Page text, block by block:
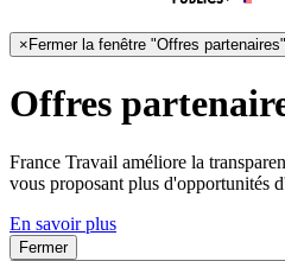
× Fermer la fenêtre "Offres partenaires"
Offres
France Travail améliore la
vous proposant plus d'opportunités
En savoir plus
Fermer